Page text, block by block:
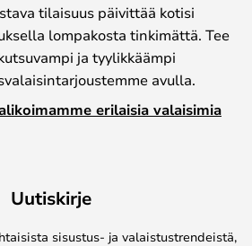
tilaisuus päivittää kotisi
lompakosta tinkimättä. Tee
ja tyylikkäämpi
avulla.
erilaisia valaisimia
Uutiskirje
sisustus- ja valaistustrendeistä,